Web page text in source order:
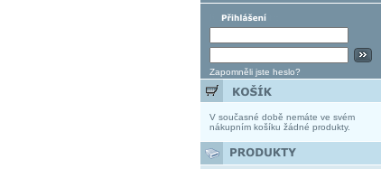
Zapomněli jste heslo?
V současné době nemáte ve svém
nákupním košíku žádné produkty.